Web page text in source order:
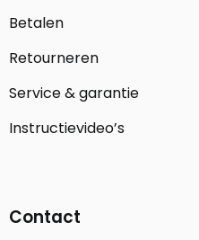
Betalen
Retourneren
Service & garantie
Instructievideo’s
Contact